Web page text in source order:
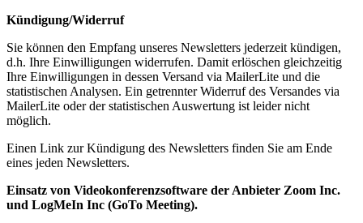
Kündigung/Widerruf
Sie können den Empfang unseres Newsletters jederzeit kündigen,
d.h. Ihre Einwilligungen widerrufen. Damit erlöschen gleichzeitig
Ihre Einwilligungen in dessen Versand via MailerLite und die
statistischen Analysen. Ein getrennter Widerruf des Versandes via
MailerLite oder der statistischen Auswertung ist leider nicht
möglich.
Einen Link zur Kündigung des Newsletters finden Sie am Ende
eines jeden Newsletters.
Einsatz von Videokonferenzsoftware der Anbieter Zoom Inc.
und LogMeIn Inc (GoTo Meeting).